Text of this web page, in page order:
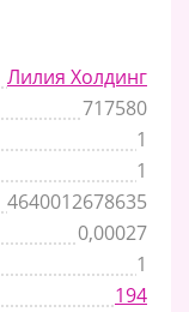
Лилия Холдинг
717580
1
1
4640012678635
0,00027
1
194